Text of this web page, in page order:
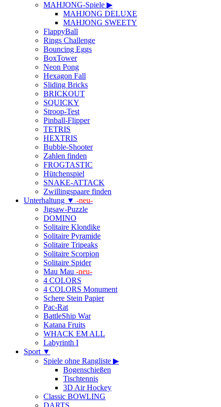
MAHJONG-Spiele ▶
MAHJONG DELUXE
MAHJONG SWEETY
FlappyBall
Rings Challenge
Bouncing Eggs
BoxTower
Neon Pong
Hexagon Fall
Sliding Bricks
BRICKOUT
SQUICKY
Stroop-Test
Pinball-Flipper
TETRIS
HEXTRIS
Bubble-Shooter
Zahlen finden
FROGTASTIC
Hütchenspiel
SNAKE-ATTACK
Zwillingspaare finden
Unterhaltung ▼ -neu-
Jigsaw-Puzzle
DOMINO
Solitaire Klondike
Solitaire Pyramide
Solitaire Tripeaks
Solitaire Scorpion
Solitaire Spider
Mau Mau -neu-
4 COLORS
4 COLORS Monument
Schere Stein Papier
Pac-Rat
BattleShip War
Katana Fruits
WHACK EM ALL
Labyrinth I
Sport ▼
Spiele ohne Rangliste ▶
Bogenschießen
Tischtennis
3D Air Hockey
Classic BOWLING
DARTS